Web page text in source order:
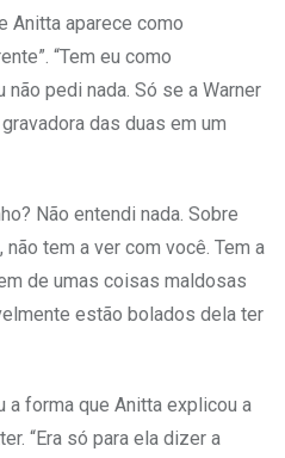
Anitta aparece como
“Tem eu como
pedi nada. Só se a Warner
das duas em um
Não entendi nada. Sobre
tem a ver com você. Tem a
de umas coisas maldosas
estão bolados dela ter
a forma que Anitta explicou a
“Era só para ela dizer a